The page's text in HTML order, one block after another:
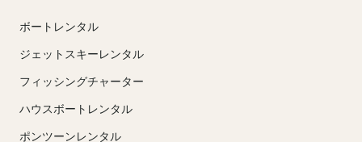
ボートレンタル
ジェットスキーレンタル
フィッシングチャーター
ハウスボートレンタル
ポンツーンレンタル